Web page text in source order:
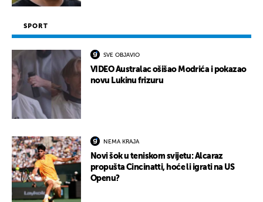
SPORT
SVE OBJAVIO
VIDEO Australac ošišao Modrića i pokazao
novu Lukinu frizuru
NEMA KRAJA
Novi šok u teniskom svijetu: Alcaraz
propušta Cincinatti, hoće li igrati na US
Openu?